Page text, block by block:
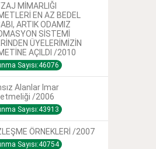
MİMARLIĞI
EN AZ BEDEL
ARTIK ODAMIZ
SİSTEMİ
ÜYELERİMİZİN
AÇILDI /2010
Sayısı:46076
Alanlar Imar
/2006
Sayısı:43913
ÖRNEKLERİ /2007
Sayısı:40754